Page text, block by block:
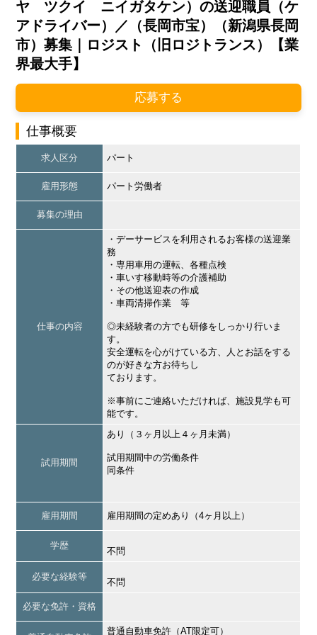
ヤ ツクイ ニイガタケン）の送迎職員（ケ
アドライバー）／（長岡市宝）（新潟県長岡
市）募集｜ロジスト（旧ロジトランス）【業
界最大手】
応募する
仕事概要
求人区分 パート
雇用形態 パート労働者
募集の理由
仕事の内容
・デーサービスを利用されるお客様の送迎業
務
・専用車用の運転、各種点検
・車いす移動時等の介護補助
・その他送迎表の作成
・車両清掃作業 等
◎未経験者の方でも研修をしっかり行いま
す。
安全運転を心がけている方、人とお話をする
のが好きな方お待ちし
ております。
※事前にご連絡いただければ、施設見学も可
能です。
試用期間
あり（３ヶ月以上４ヶ月未満）
試用期間中の労働条件
同条件
雇用期間 雇用期間の定めあり（4ヶ月以上）
学歴
不問
必要な経験等
不問
必要な免許・資格
普通自動車免許（AT限定可）